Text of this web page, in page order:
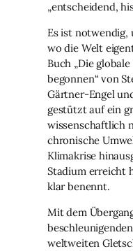
„entscheidend,
Es ist notwendig,
wo die Welt
Buch „Die
begonnen“ von
Gärtner-Engel
gestützt auf ein
wissenschaftlich
chronische
Klimakrise
Stadium erreicht
klar benennt.
Mit dem
weltweiten